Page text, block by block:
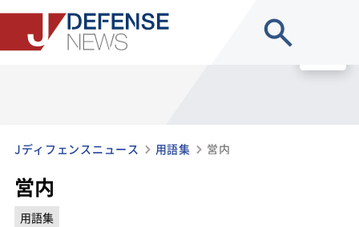
Jディフェンスニュース 用語集 営内
営内
用語集